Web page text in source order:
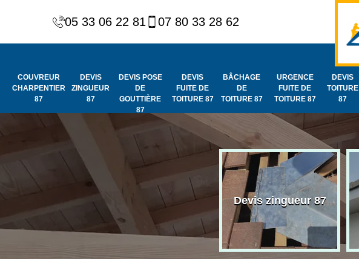
05 33 06 22 81 07 80 33 28 62
COUVREUR
CHARPENTIER
87
DEVIS
ZINGUEUR
87
DEVIS POSE
DE
GOUTTIÈRE
87
DEVIS
FUITE DE
TOITURE 87
BÂCHAGE
DE
TOITURE 87
URGENCE
FUITE DE
TOITURE 87
DEVIS
TOITURE
87
et
toiture 87
Couvreur
charpentier 87
Devis zingueur 87